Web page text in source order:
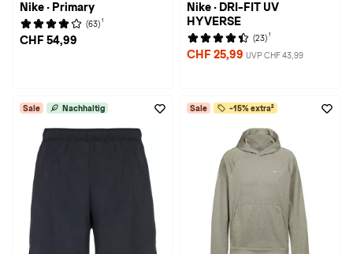
Nike · Primary
(63) 1
CHF 54,99
Nike · DRI-FIT UV
HYVERSE
(23) 1
CHF 25,99 UVP CHF 43,99
Sale Nachhaltig Sale -15% extra²